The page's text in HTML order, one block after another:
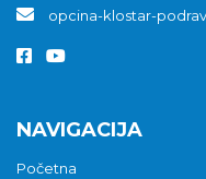
opcina-klostar-
NAVIGACIJA
Početna